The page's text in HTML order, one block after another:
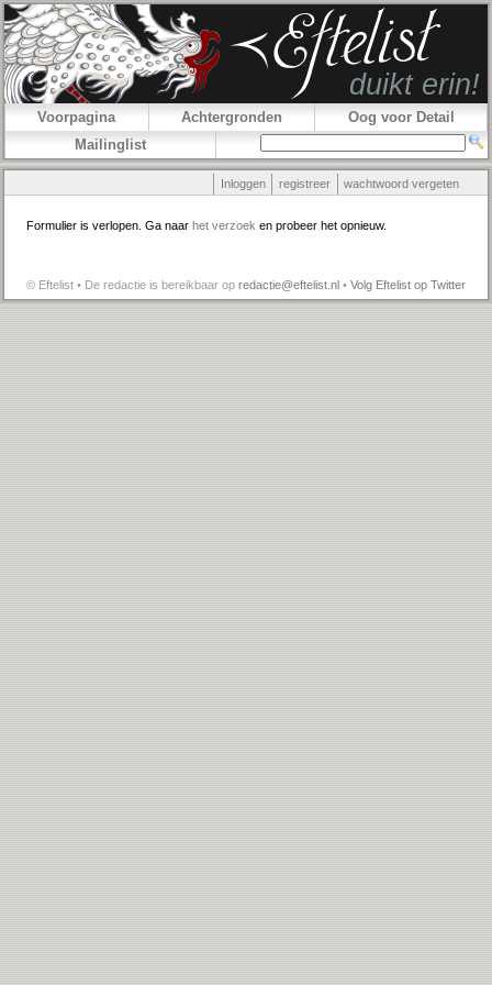
Voorpagina Achtergronden
Oog voor Detail
Mailinglist
Inloggen registreer wachtwoord vergeten
Formulier is verlopen. Ga naar het verzoek en probeer het opnieuw.
© Eftelist • De redactie is bereikbaar op redactie@eftelist.nl • Volg Eftelist op Twitter